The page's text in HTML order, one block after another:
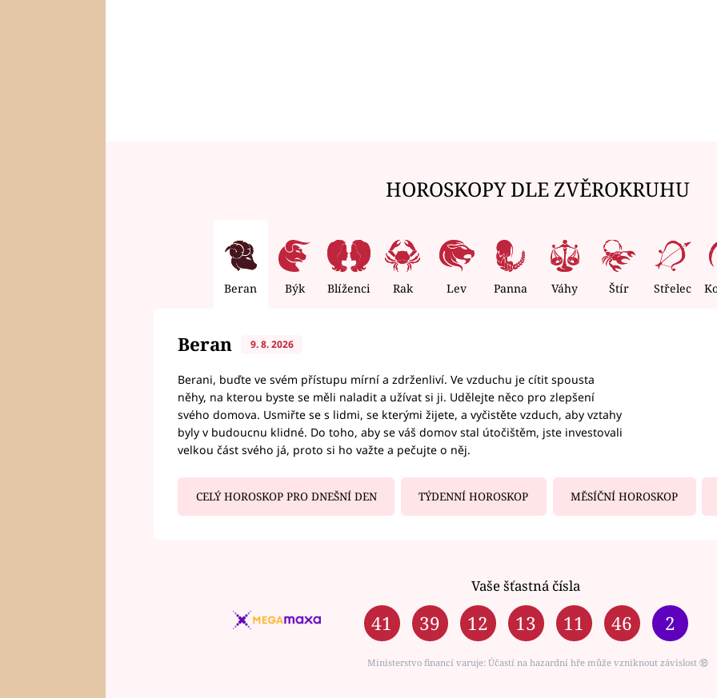
HOROSKOPY DLE ZVĚROKRUHU
Beran Býk Blíženci Rak Lev Panna Váhy Štír Střelec
Beran 9. 8. 2026
Berani, buďte ve svém přístupu mírní a zdrženliví. Ve vzduchu je cítit spousta
něhy, na kterou byste se měli naladit a užívat si ji. Udělejte něco pro zlepšení
svého domova. Usmiřte se s lidmi, se kterými žijete, a vyčistěte vzduch, aby vztahy
byly v budoucnu klidné. Do toho, aby se váš domov stal útočištěm, jste investovali
velkou část svého já, proto si ho važte a pečujte o něj.
CELÝ HOROSKOP PRO DNEŠNÍ DEN TÝDENNÍ HOROSKOP MĚSÍČNÍ HOROSKOP
Vaše šťastná čísla
41 39 12 13 11 46 2
Ministerstvo financí varuje: Účastí na hazardní hře může vzniknout závislost ⑱